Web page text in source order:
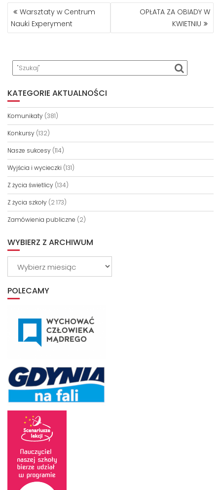
NAWIGACJA
WPISU
Warsztaty w Centrum
Nauki Experyment
OPŁATA ZA OBIADY W
KWIETNIU
KATEGORIE AKTUALNOŚCI
Komunikaty (381)
Konkursy (132)
Nasze sukcesy (114)
Wyjścia i wycieczki (131)
Z życia świetlicy (134)
Z życia szkoły (2 173)
Zamówienia publiczne (2)
WYBIERZ Z ARCHIWUM
POLECAMY